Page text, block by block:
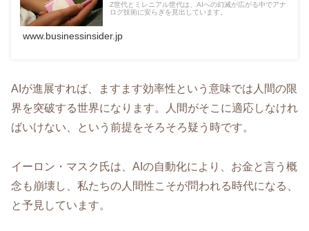
Z世代とミレニアル世代は、AIへの幻滅が広がる中でアナ
ログ技術に安らぎを見出しています。
www.businessinsider.jp
AIが進展すれば、ますます効率性という意味では人間の限
界を突破する世界になります。人間がそこに適応しなけれ
ばいけない、という前提をそろそろ疑う時です。
イーロン・マスク氏は、AIの自動化により、お金と言う概
念も崩壊し、私たちの人間性こそが問われる時代になる、
と予見しています。